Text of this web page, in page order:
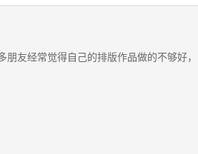
友经常觉得自己的排版作品做的不够好，